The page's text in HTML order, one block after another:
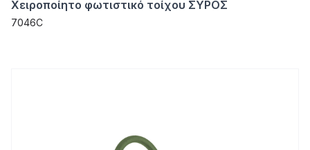
Χειροποίητο φωτιστικό τοίχου ΣΥΡΟΣ
7046C